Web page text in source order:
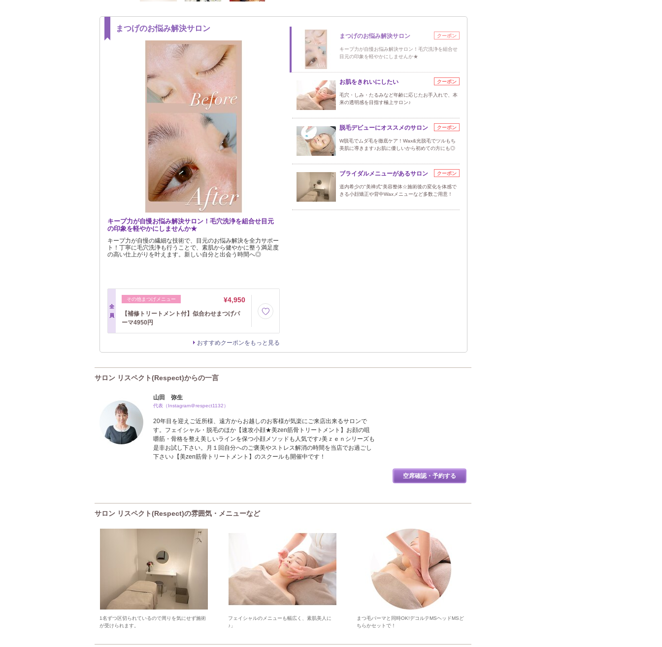
まつげのお悩み解決サロン
キープ力が自慢お悩み解決サロン！毛穴洗浄を組合せ目元
の印象を軽やかにしませんか★
キープ力が自慢の繊細な技術で、目元のお悩み解決を全力サポー
ト！丁寧に毛穴洗浄も行うことで、素肌から健やかに整う満足度
の高い仕上がりを叶えます。新しい自分と出会う時間へ◎
全
員
その他まつげメニュー ¥4,950
【補修トリートメント付】似合わせまつげパ
ーマ4950円
おすすめクーポンをもっと見る
まつげのお悩み解決サロン クーポン
キープ力が自慢お悩み解決サロン！毛穴洗浄を組合せ
目元の印象を軽やかにしませんか★
お肌をきれいにしたい クーポン
毛穴・しみ・たるみなど年齢に応じたお手入れで、本
来の透明感を目指す極上サロン♪
脱毛デビューにオススメのサロン クーポン
W脱毛でムダ毛を徹底ケア！Wax&光脱毛でツルもち
美肌に導きます♪お肌に優しいから初めての方にも◎
ブライダルメニューがあるサロン クーポン
道内希少の"美禅式"美容整体☆施術後の変化を体感で
きる小顔矯正や背中Waxメニューなど多数ご用意！
サロン リスペクト(Respect)からの一言
山田 弥生
代表（Instagram＠respect1132）
20年目を迎えご近所様、遠方からお越しのお客様が気楽にご来店出来るサロンで
す。フェイシャル・脱毛のほか【速攻小顔★美zen筋骨トリートメント】お顔の咀
嚼筋・骨格を整え美しいラインを保つ小顔メソッドも人気です♪美ｚｅｎシリーズも
是非お試し下さい。月１回自分へのご褒美やストレス解消の時間を当店でお過ごし
下さい♪【美zen筋骨トリートメント】のスクールも開催中です！
空席確認・予約する
サロン リスペクト(Respect)の雰囲気・メニューなど
1名ずつ区切られているので周りを気にせず施術
が受けられます。
フェイシャルのメニューも幅広く、素肌美人に
♪」
まつ毛パーマと同時OK!デコルテMSヘッドMSど
ちらかセットで！